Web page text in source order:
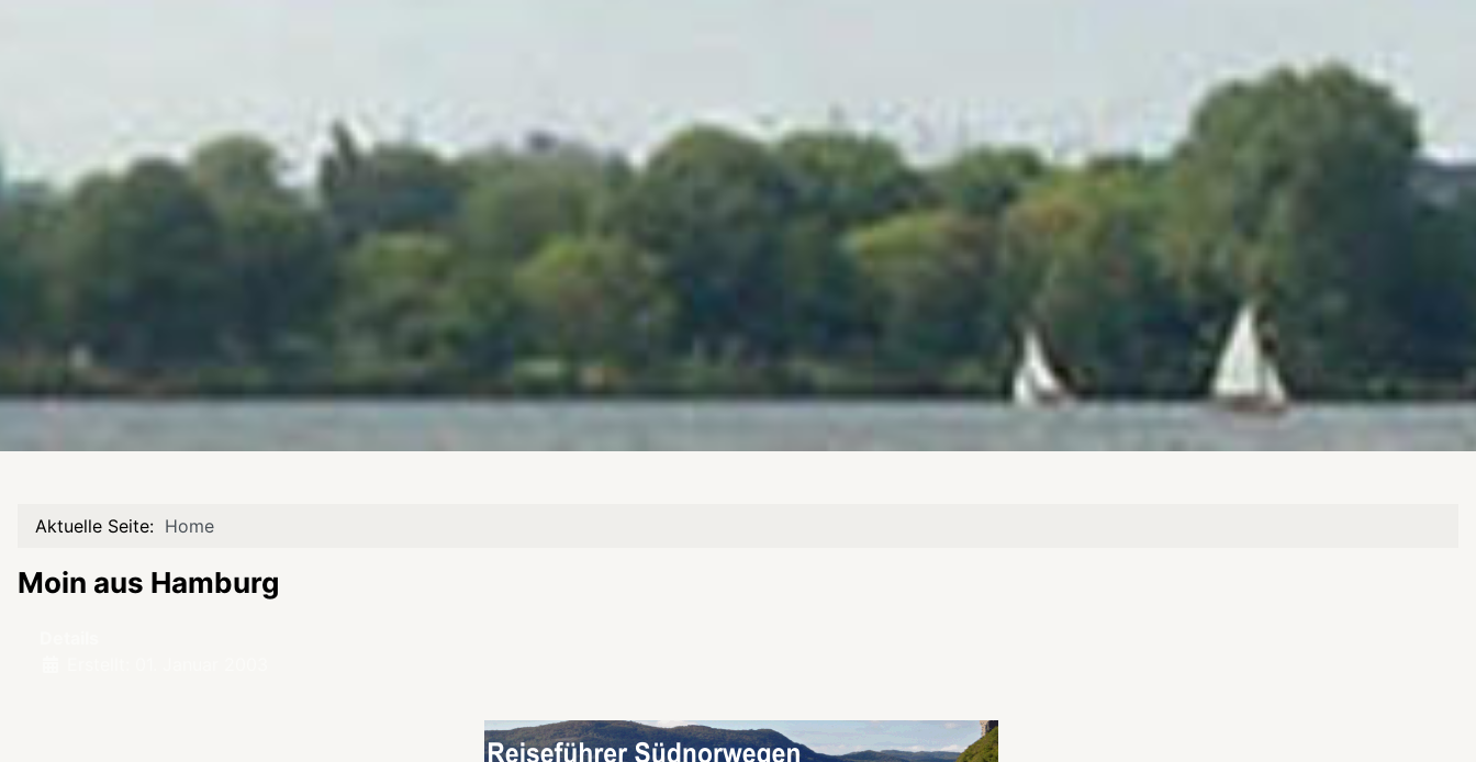
Aktuelle Seite: Home
Moin aus Hamburg